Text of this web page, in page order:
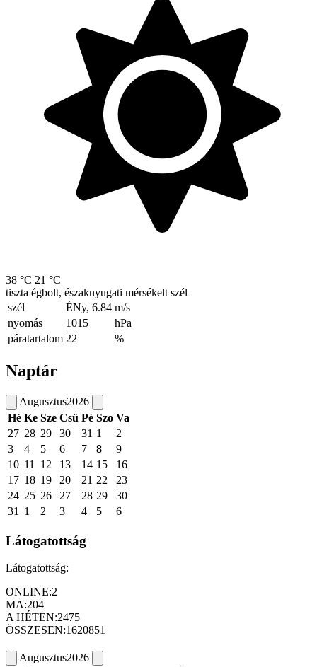
38 °C 21 °C
tiszta égbolt, északnyugati mérsékelt szél
szél
ÉNy, 6.84 m/s
nyomás
1015
hPa
páratartalom 22 %
Naptár
Augusztus2026
Hé Ke Sze Csü Pé Szo Va
27 28 29 30 31 1
2
3
4 5 6 7 8
9
10 11 12 13 14 15
16
17 18 19 20 21 22
23
24 25 26 27 28 29
30
31
1 2 3 4 5 6
Látogatottság
Látogatottság:
ONLINE:2
MA:204
A HÉTEN:2475
ÖSSZESEN:1620851
Augusztus2026